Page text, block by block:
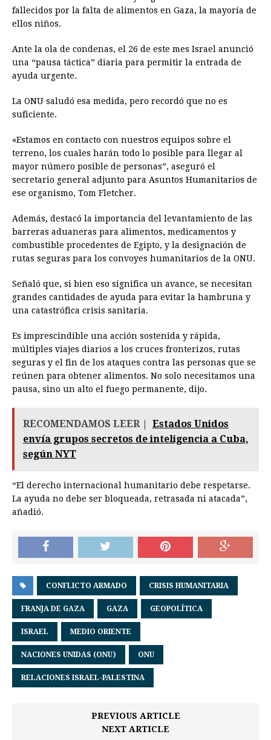
fallecidos por la falta de alimentos en Gaza, la mayoría de
ellos niños.
Ante la ola de condenas, el 26 de este mes Israel anunció
una “pausa táctica” diaria para permitir la entrada de
ayuda urgente.
La ONU saludó esa medida, pero recordó que no es
suficiente.
«Estamos en contacto con nuestros equipos sobre el
terreno, los cuales harán todo lo posible para llegar al
mayor número posible de personas”, aseguró el
secretario general adjunto para Asuntos Humanitarios de
ese organismo, Tom Fletcher.
Además, destacó la importancia del levantamiento de las
barreras aduaneras para alimentos, medicamentos y
combustible procedentes de Egipto, y la designación de
rutas seguras para los convoyes humanitarios de la ONU.
Señaló que, si bien eso significa un avance, se necesitan
grandes cantidades de ayuda para evitar la hambruna y
una catastrófica crisis sanitaria.
Es imprescindible una acción sostenida y rápida,
múltiples viajes diarios a los cruces fronterizos, rutas
seguras y el fin de los ataques contra las personas que se
reúnen para obtener alimentos. No solo necesitamos una
pausa, sino un alto el fuego permanente, dijo.
RECOMENDAMOS LEER |
Estados Unidos
envía grupos secretos de inteligencia a Cuba,
según NYT
“El derecho internacional humanitario debe respetarse.
La ayuda no debe ser bloqueada, retrasada ni atacada”,
añadió.
CONFLICTO ARMADO CRISIS HUMANITARIA
FRANJA DE GAZA GAZA GEOPOLÍTICA
ISRAEL MEDIO ORIENTE
NACIONES UNIDAS (ONU) ONU
RELACIONES ISRAEL-PALESTINA
PREVIOUS ARTICLE
NEXT ARTICLE